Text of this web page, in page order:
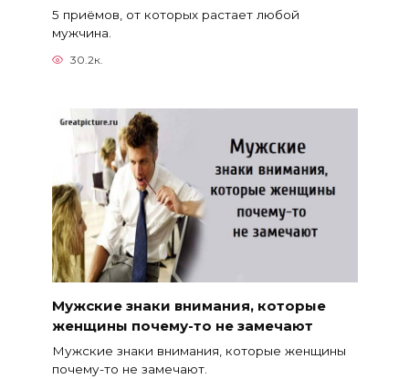
5 приёмов, от которых растает любой
мужчина.
30.2к.
Мужские знаки внимания, которые
женщины почему-то не замечают
Мужские знаки внимания, которые женщины
почему-то не замечают.